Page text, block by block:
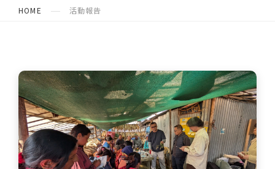
HOME 活動報告